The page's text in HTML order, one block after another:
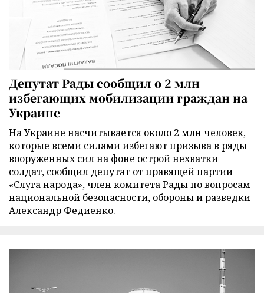
Депутат Рады сообщил о 2 млн
избегающих мобилизации граждан на
Украине
На Украине насчитывается около 2 млн человек,
которые всеми силами избегают призыва в ряды
вооруженных сил на фоне острой нехватки
солдат, сообщил депутат от правящей партии
«Слуга народа», член комитета Рады по вопросам
национальной безопасности, обороны и разведки
Александр Федиенко.